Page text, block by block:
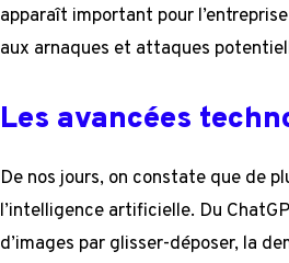
apparaît important pour
aux arnaques et attaques
Les avancées
De nos jours, on constate que de
l’intelligence artificielle. Du
d’images par glisser-déposer, la